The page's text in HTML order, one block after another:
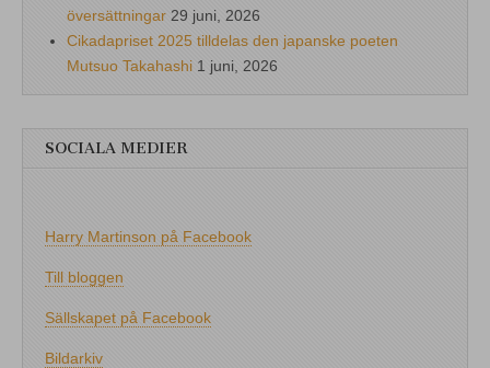
översättningar 29 juni, 2026
Cikadapriset 2025 tilldelas den japanske poeten
Mutsuo Takahashi 1 juni, 2026
SOCIALA MEDIER
Harry Martinson på Facebook
Till bloggen
Sällskapet på Facebook
Bildarkiv